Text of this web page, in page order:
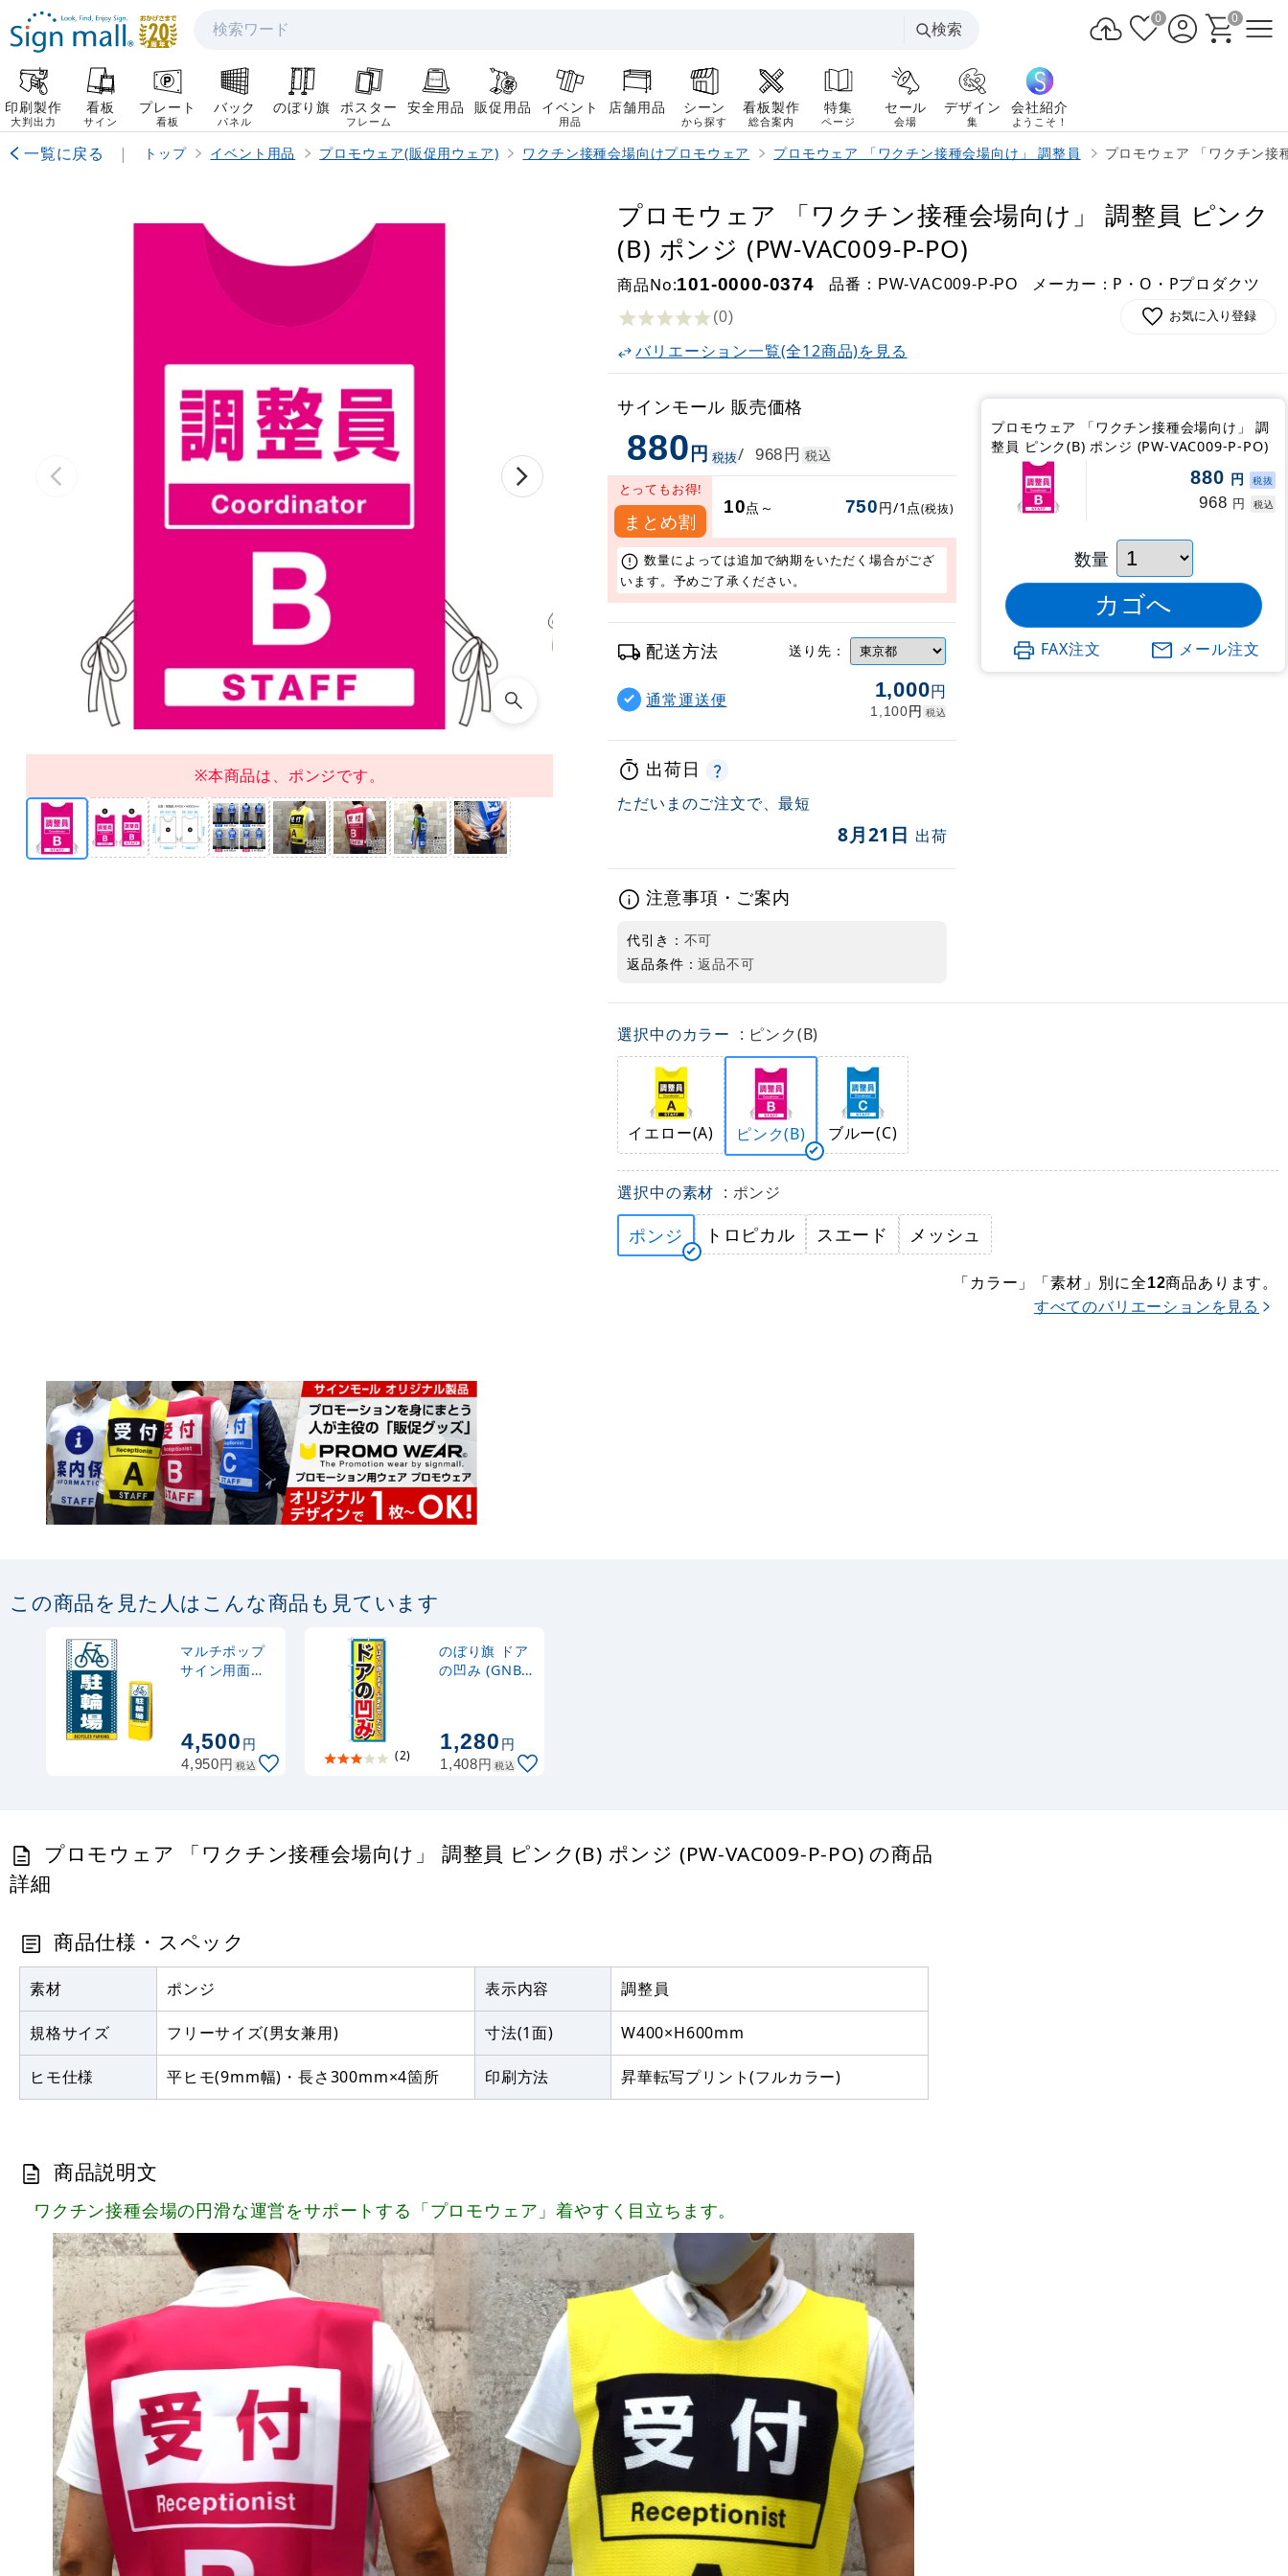
検索
検索
0 0
印刷製作
大判出力
看板
サイン
プレート
看板
バック
パネル
のぼり旗 ポスター
フレーム
安全用品 販促用品 イベント
用品
店舗用品 シーン
から探す
看板製作
総合案内
特集
ページ
セール
会場
デザイン
集
会社紹介
ようこそ！
一覧に戻る | トップ イベント用品 プロモウェア(販促用ウェア) ワクチン接種会場向けプロモウェア プロモウェア 「ワクチン接種会場向け」 調整員 プロモウェア 「ワクチン
※本商品は、ポンジです。
プロモウェア 「ワクチン接種会場向け」 調整員 ピンク
(B) ポンジ (PW-VAC009-P-PO)
商品No:101-0000-0374 品番： PW-VAC009-P-PO メーカー：P・O・Pプロダクツ
(0) お気に入り登録
バリエーション一覧(全12商品)を見る
サインモール 販売価格
880円 税抜/ 968円 税込
とってもお得!
まとめ割
10点～ 750円/1点(税抜)
数量によっては追加で納期をいただく場合がござ
います。予めご了承ください。
配送方法 送り先：
通常運送便 1,000円
1,100円 税込
出荷日
ただいまのご注文で、最短
8月21日 出荷
注意事項・ご案内
代引き： 不可
返品条件：返品不可
プロモウェア 「ワクチン接種会場向け」 調
整員 ピンク(B) ポンジ (PW-VAC009-P-PO)
880 円 税抜
968 円 税込
数量
FAX注文 メール注文
選択中のカラー : ピンク(B)
イエロー(A) ピンク(B) ブルー(C)
選択中の素材 : ポンジ
ポンジ トロピカル スエード メッシュ
「カラー」「素材」別に全12商品あります。
すべてのバリエーションを見る
この商品を見た人はこんな商品も見ています
マルチポップ
サイン用面板
常出力 (MPS-
SMD127-S(1))
4,500円
4,950円 税込
(2)
のぼり旗 ドア
の凹み (GNB-
1,280円
1,408円 税込
プロモウェア 「ワクチン接種会場向け」 調整員 ピンク(B) ポンジ (PW-VAC009-P-PO) の商品
詳細
商品仕様・スペック
素材 ポンジ 表示内容 調整員
規格サイズ フリーサイズ(男女兼用) 寸法(1面) W400×H600mm
ヒモ仕様 平ヒモ(9mm幅)・長さ300mm×4箇所 印刷方法 昇華転写プリント(フルカラー)
商品説明文
ワクチン接種会場の円滑な運営をサポートする「プロモウェア」着やすく目立ちます。